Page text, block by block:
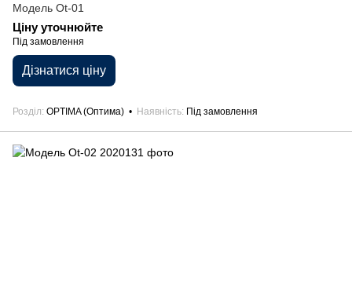
Модель Ot-01
Ціну уточнюйте
Під замовлення
Дізнатися ціну
Розділ OPTIMA (Оптима) Наявність Під замовлення